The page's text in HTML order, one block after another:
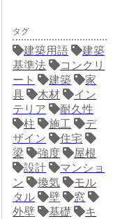
タグ
建築用語
建築
基準法
コンクリ
ート
建築
家
具
木材
イン
テリア
耐久性
柱
施工
デ
ザイン
住宅
梁
強度
屋根
設計
マンショ
ン
換気
モル
タル
壁
窓
外壁
基礎
キ